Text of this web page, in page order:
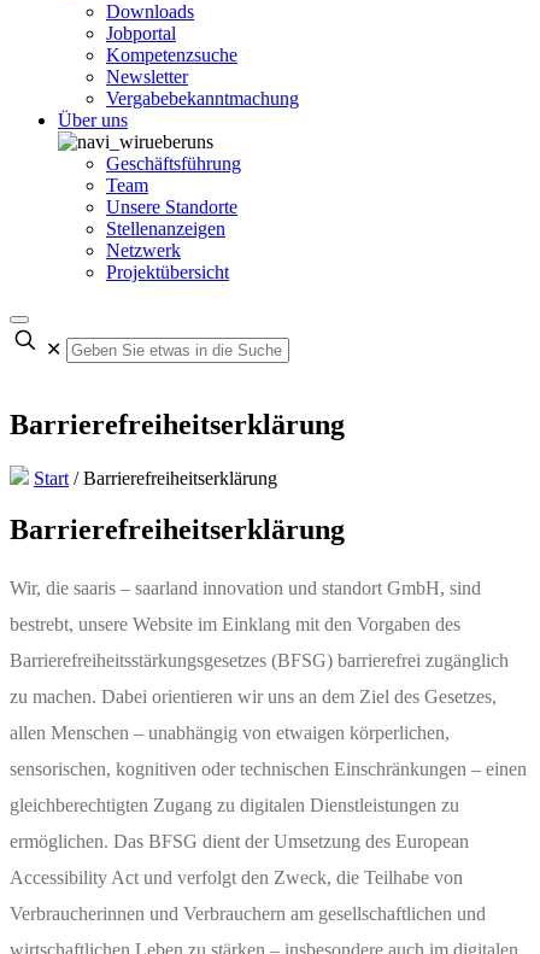
Downloads
Jobportal
Kompetenzsuche
Newsletter
Vergabebekanntmachung
Über uns
Geschäftsführung
Team
Unsere Standorte
Stellenanzeigen
Netzwerk
Projektübersicht
✕
Barrierefreiheitserklärung
Start /Barrierefreiheitserklärung
Barrierefreiheitserklärung
Wir, die saaris – saarland innovation und standort GmbH, sind
bestrebt, unsere Website im Einklang mit den Vorgaben des
Barrierefreiheitsstärkungsgesetzes (BFSG) barrierefrei zugänglich
zu machen. Dabei orientieren wir uns an dem Ziel des Gesetzes,
allen Menschen – unabhängig von etwaigen körperlichen,
sensorischen, kognitiven oder technischen Einschränkungen – einen
gleichberechtigten Zugang zu digitalen Dienstleistungen zu
ermöglichen. Das BFSG dient der Umsetzung des European
Accessibility Act und verfolgt den Zweck, die Teilhabe von
Verbraucherinnen und Verbrauchern am gesellschaftlichen und
wirtschaftlichen Leben zu stärken – insbesondere auch im digitalen